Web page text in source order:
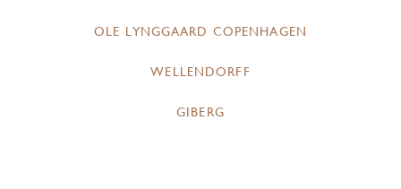
OLE LYNGGAARD COPENHAGEN
WELLENDORFF
GIBERG